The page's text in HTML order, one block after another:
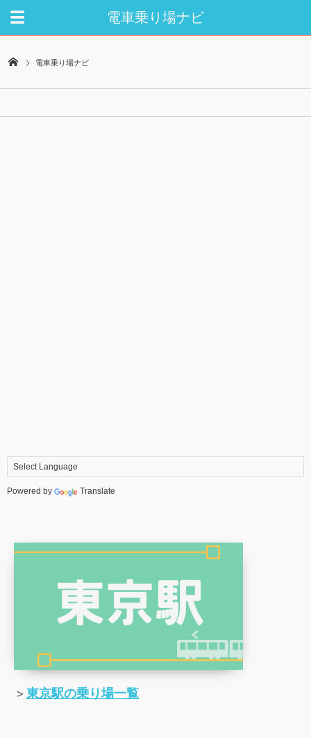
電車乗り場ナビ
電車乗り場ナビ
Powered by Translate
＞ 東京駅の乗り場一覧